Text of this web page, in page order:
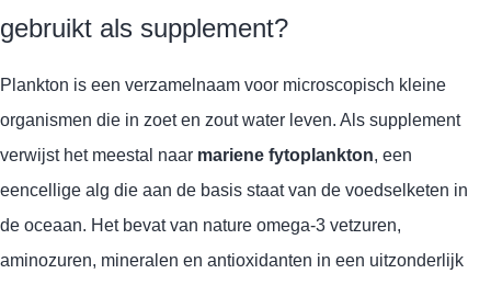
gebruikt als supplement?
Plankton is een verzamelnaam voor microscopisch kleine
organismen die in zoet en zout water leven. Als supplement
verwijst het meestal naar mariene fytoplankton, een
eencellige alg die aan de basis staat van de voedselketen in
de oceaan. Het bevat van nature omega-3 vetzuren,
aminozuren, mineralen en antioxidanten in een uitzonderlijk